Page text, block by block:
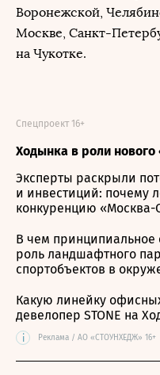
Воронежской,
Москве, Санкт-
на Чукотке.
Ходынка в роли нового
Спецпроект 16+
Эксперты раскрыли
и инвестиций: почему
конкуренцию «Москва-
В чем принципиальное
роль ландшафтного
спортобъектов в
Какую линейку
девелопер STONE на
i Реклама / АО «СТОУНХЕДЖ» 16+